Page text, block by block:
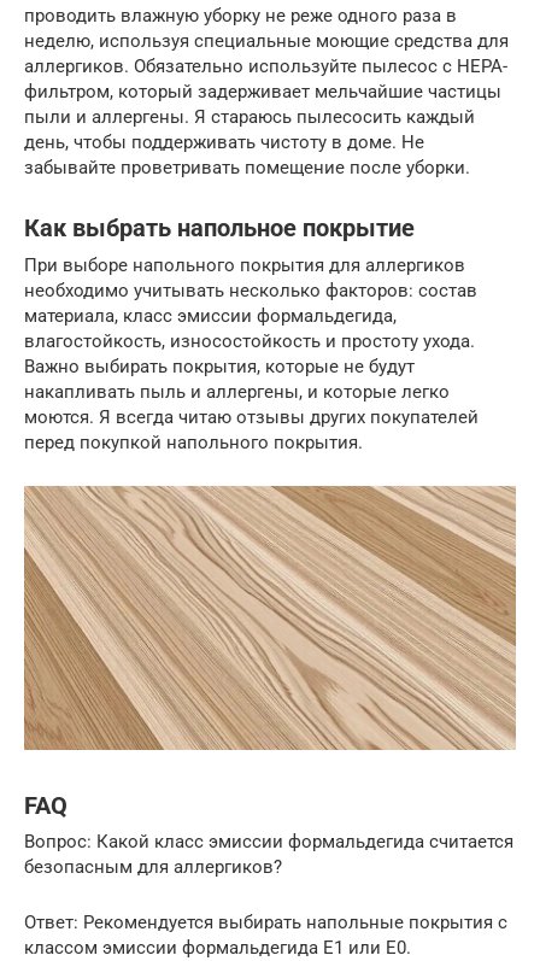
проводить влажную уборку не реже одного раза в
неделю, используя специальные моющие средства для
аллергиков. Обязательно используйте пылесос с HEPA-
фильтром, который задерживает мельчайшие частицы
пыли и аллергены. Я стараюсь пылесосить каждый
день, чтобы поддерживать чистоту в доме. Не
забывайте проветривать помещение после уборки.
Как выбрать напольное покрытие
При выборе напольного покрытия для аллергиков
необходимо учитывать несколько факторов: состав
материала, класс эмиссии формальдегида,
влагостойкость, износостойкость и простоту ухода.
Важно выбирать покрытия, которые не будут
накапливать пыль и аллергены, и которые легко
моются. Я всегда читаю отзывы других покупателей
перед покупкой напольного покрытия.
FAQ
Вопрос: Какой класс эмиссии формальдегида считается
безопасным для аллергиков?
Ответ: Рекомендуется выбирать напольные покрытия с
классом эмиссии формальдегида E1 или E0.